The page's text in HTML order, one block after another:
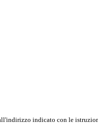
indicato con le